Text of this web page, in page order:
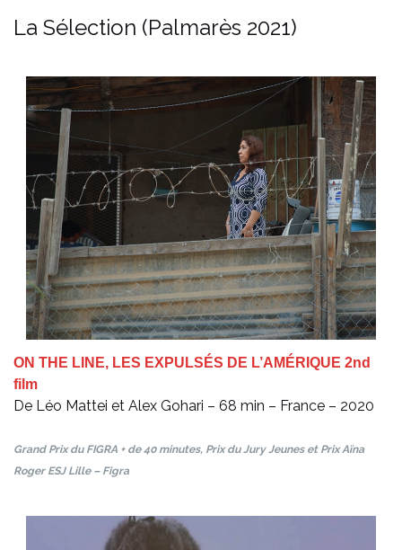
La Sélection (Palmarès 2021)
ON THE LINE, LES EXPULSÉS DE L’AMÉRIQUE 2nd
film
De Léo Mattei et Alex Gohari – 68 min – France – 2020
Grand Prix du FIGRA + de 40 minutes, Prix du Jury Jeunes et Prix Aïna
Roger ESJ Lille – Figra